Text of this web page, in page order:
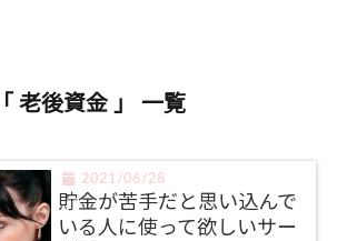
「 老後資金 」 一覧
2021/06/28
貯金が苦手だと思い込んで
いる人に使って欲しいサー